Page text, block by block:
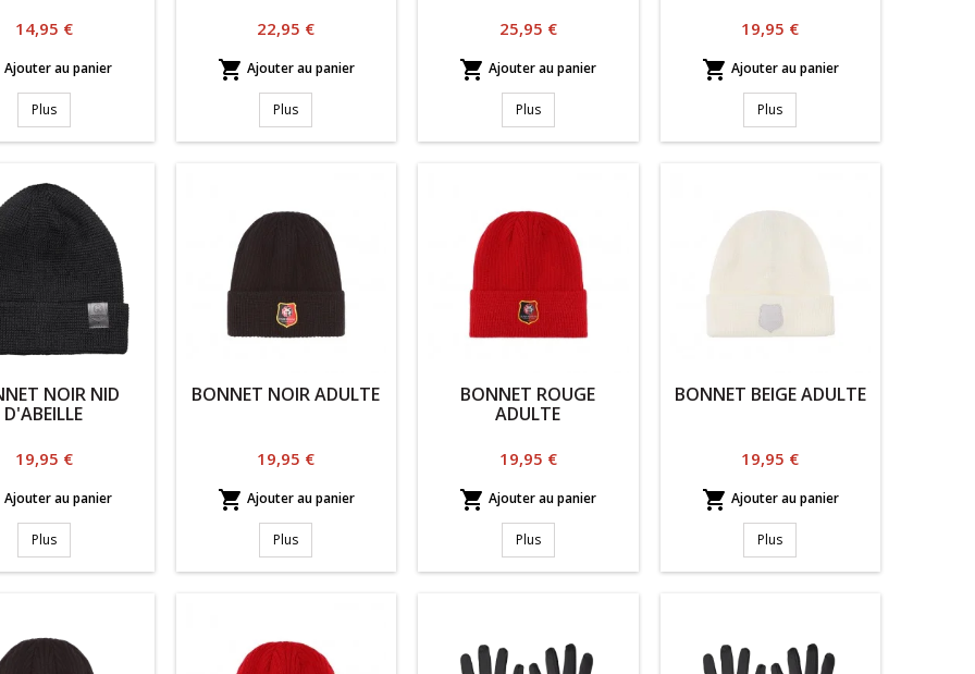
Prix
14,95 €
Ajouter au panier
Plus
Prix
22,95 €
 Ajouter au panier
Plus
Prix
25,95 €
 Ajouter au panier
Plus
Prix
19,95 €
 Ajouter au panier
Plus
NOIR NID
D'ABEILLE
Prix
19,95 €
Ajouter au panier
Plus
BONNET NOIR ADULTE
Prix
19,95 €
 Ajouter au panier
Plus
BONNET ROUGE
ADULTE
Prix
19,95 €
 Ajouter au panier
Plus
BONNET BEIGE ADULTE
Prix
19,95 €
 Ajouter au panier
Plus